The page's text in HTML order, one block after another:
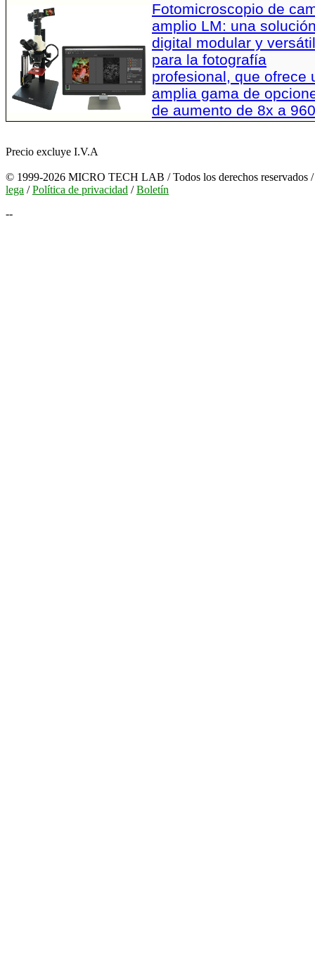
Fotomicroscopio de
amplio LM: una
digital modular y versátil
para la fotografía
profesional, que ofrece
amplia gama de
de aumento de 8x a
Precio excluye I.V.A
© 1999-2026 MICRO TECH LAB / Todos los derechos reservados /
lega /Política de privacidad /Boletín
--